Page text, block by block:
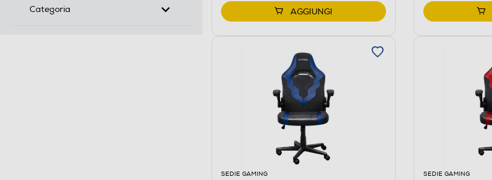
Categoria AGGIUNGI
SEDIE GAMING SEDIE GAMING